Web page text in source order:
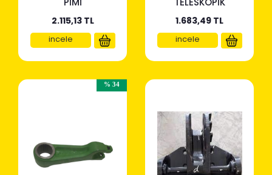
2.115,13 TL
incele
1.683,49 TL
incele
% 34